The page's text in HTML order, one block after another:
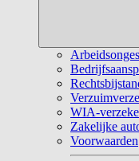
WIA-
Zakelijke
Voorwaarden